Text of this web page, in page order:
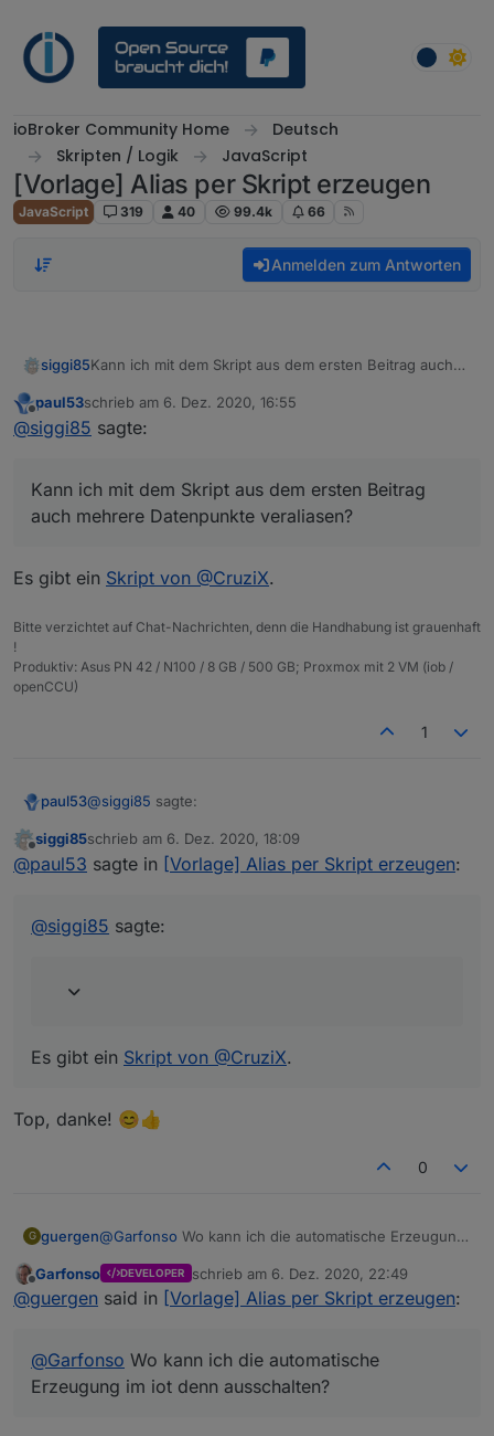
ioBroker Community Home
Deutsch
Skripten / Logik
JavaScript
[Vorlage] Alias per Skript erzeugen
JavaScript 319 40 99.4k 66
Anmelden zum Antworten
siggi85Kann ich mit dem Skript aus dem ersten Beitrag auch
irgendwie ein Array für idOrigin und idAlias für
gleichartige Aliase nutzen?
Offline
paul53schrieb am 6. Dez. 2020, 16:55
zuletzt editiert von
@siggi85 sagte:
Kann ich mit dem Skript aus dem ersten Beitrag
auch mehrere Datenpunkte veraliasen?
Es gibt ein Skript von @CruziX.
Bitte verzichtet auf Chat-Nachrichten, denn die Handhabung ist grauenhaft
!
Produktiv: Asus PN 42 / N100 / 8 GB / 500 GB; Proxmox mit 2 VM (iob /
openCCU)
1
paul53@siggi85 sagte:
Kann ich mit dem Skript aus dem ersten Beitrag
Offline
siggi85schrieb am 6. Dez. 2020, 18:09
zuletzt editiert von
@paul53 sagte in [Vorlage] Alias per Skript erzeugen:
@siggi85 sagte:
Es gibt ein Skript von @CruziX.
Top, danke! 😊👍
0
G guergen@Garfonso Wo kann ich die automatische Erzeugung
Garfonso DEVELOPER schrieb am 6. Dez. 2020, 22:49
zuletzt editiert von
@guergen said in [Vorlage] Alias per Skript erzeugen:
@Garfonso Wo kann ich die automatische
Erzeugung im iot denn ausschalten?